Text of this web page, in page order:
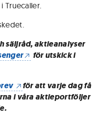
Truecaller.
säljråd, aktieanalyser
för utskick i
för att varje dag få
i våra aktieportföljer